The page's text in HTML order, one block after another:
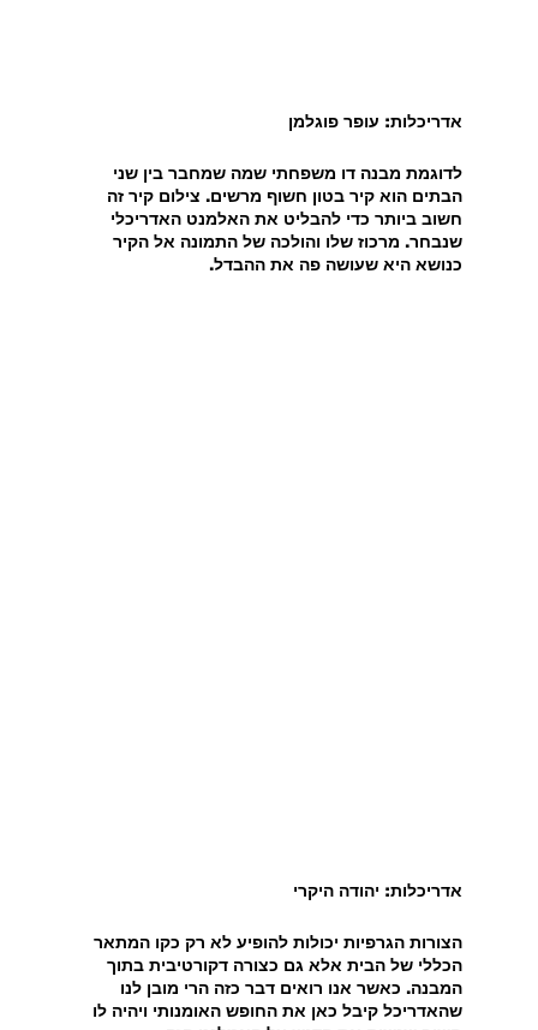
אדריכלות: עופר פוגלמן
לדוגמת מבנה דו משפחתי שמה שמחבר בין שני
הבתים הוא קיר בטון חשוף מרשים. צילום קיר זה
חשוב ביותר כדי להבליט את האלמנט האדריכלי
שנבחר. מרכוז שלו והולכה של התמונה אל הקיר
כנושא היא שעושה פה את ההבדל.
אדריכלות: יהודה היקרי
הצורות הגרפיות יכולות להופיע לא רק כקו המתאר
הכללי של הבית אלא גם כצורה דקורטיבית בתוך
המבנה. כאשר אנו רואים דבר כזה הרי מובן לנו
שהאדריכל קיבל כאן את החופש האומנותי ויהיה לו